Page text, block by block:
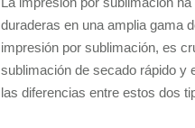
duraderas en una amplia gama
impresión por sublimación, es
sublimación de secado rápido y
las diferencias entre estos dos